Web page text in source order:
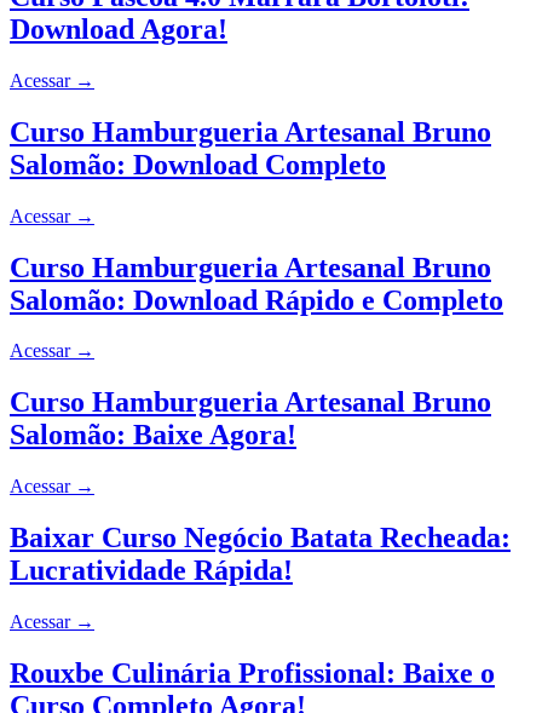
Download Agora!
Acessar →
Curso Hamburgueria Artesanal Bruno
Salomão: Download Completo
Acessar →
Curso Hamburgueria Artesanal Bruno
Salomão: Download Rápido e Completo
Acessar →
Curso Hamburgueria Artesanal Bruno
Salomão: Baixe Agora!
Acessar →
Baixar Curso Negócio Batata Recheada:
Lucratividade Rápida!
Acessar →
Rouxbe Culinária Profissional: Baixe o
Curso Completo Agora!